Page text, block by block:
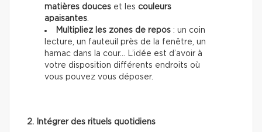
matières douces et les couleurs
apaisantes
Multipliez les zones de repos : un coin
lecture, un fauteuil près de la fenêtre, un
hamac dans la cour… L’idée est d’avoir à
votre disposition différents endroits où
vous pouvez vous déposer.
2. Intégrer des rituels quotidiens